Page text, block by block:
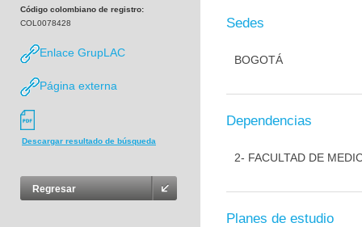
Código colombiano de registro:
COL0078428
Enlace GrupLAC
Página externa
Descargar resultado de búsqueda
Regresar
Sedes
BOGOTÁ
Dependencias
2- FACULTAD DE
Planes de estudio